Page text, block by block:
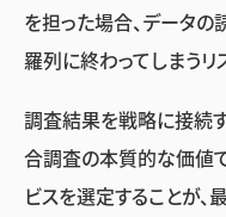
を担った場合、データ
羅列に終わってしまうリ
調査結果を戦略に接続
合調査の本質的な価値
ビスを選定することが、